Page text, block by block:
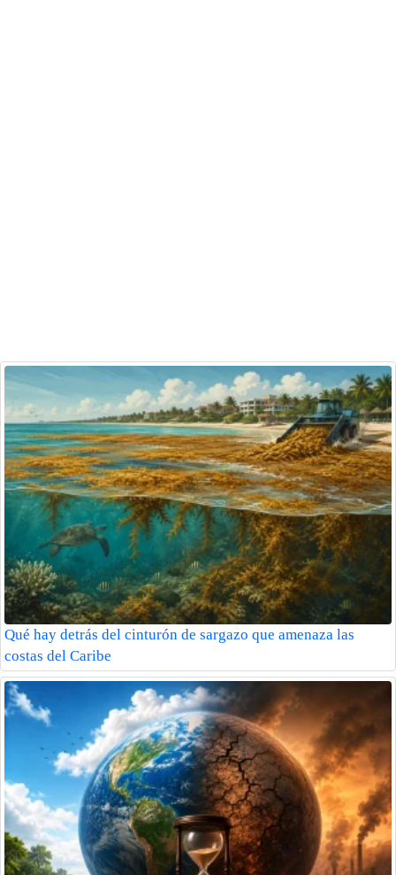
Qué hay detrás del cinturón de sargazo que amenaza las
costas del Caribe